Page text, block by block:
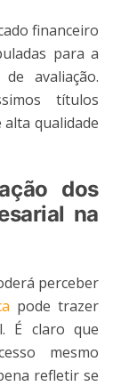
financeiro
para a
avaliação.
títulos
qualidade
dos
na
perceber
pode trazer
É claro que
mesmo
refletir se